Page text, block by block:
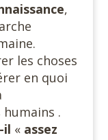
,
les choses
en quoi
.
il « assez